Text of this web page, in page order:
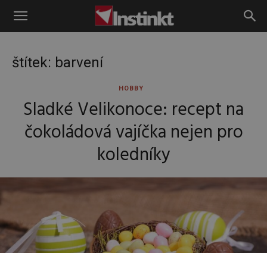
Instinkt
štítek: barvení
HOBBY
Sladké Velikonoce: recept na
čokoládová vajíčka nejen pro
koledníky